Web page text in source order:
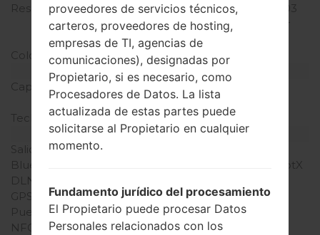
Resolución de Pantalla
1080 x 1920 píxeles (~403
densidad de píxeles por
pulgada)
Colores de pantalla
16M colores
Batería y Teclado
Capacidad de batería
No extraíble Li-Po 3000
mAh
Teclado físico
Interfaces
Salida de audio
Bluetooth
versión 4.2, A2DP, LE, aptX
DLNA
GPS
A-GPS, GLONASS
Puerto infrarrojo
Sí
NFC
Sí
proveedores de servicios técnicos,
carteros, proveedores de hosting,
empresas de TI, agencias de
comunicaciones), designadas por
Propietario, si es necesario, como
Procesadores de Datos. La lista
actualizada de estas partes puede
solicitarse al Propietario en cualquier
momento.
Fundamento jurídico del procesamiento
El Propietario puede procesar Datos
Personales relacionados con los